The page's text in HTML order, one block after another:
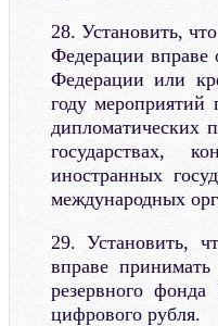
28. Установить,
Федерации вправе
Федерации или
году мероприятий
дипломатических
государствах,
иностранных
международных
29. Установить,
вправе
резервного
цифрового рубля.